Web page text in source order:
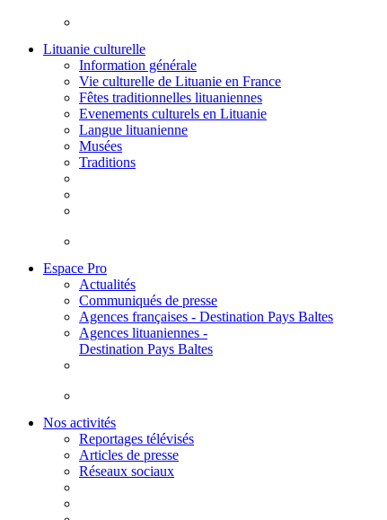
Lituanie culturelle
Information générale
Vie culturelle de Lituanie en France
Fêtes traditionnelles lituaniennes
Evenements culturels en Lituanie
Langue lituanienne
Musées
Traditions
Espace Pro
Actualités
Communiqués de presse
Agences françaises - Destination Pays Baltes
Agences lituaniennes -
Destination Pays Baltes
Nos activités
Reportages télévisés
Articles de presse
Réseaux sociaux